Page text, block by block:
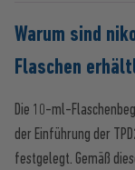
Warum sind
Flaschen
Die 10-ml-
der Einführung der
festgelegt. Gemäß